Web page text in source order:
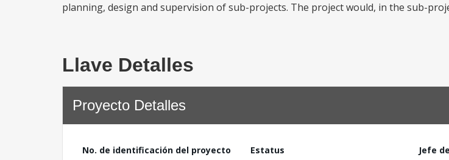
planning, design and supervision of sub-projects. The project would, in the sub-
Llave Detalles
Proyecto Detalles
No. de identificación del proyecto
Estatus
Jefe